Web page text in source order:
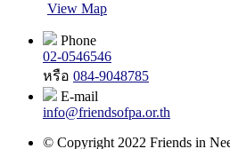
View Map
Phone
02-0546546
หรือ 084-9048785
E-mail
info@friendsofpa.or.th
© Copyright 2022 Friends in